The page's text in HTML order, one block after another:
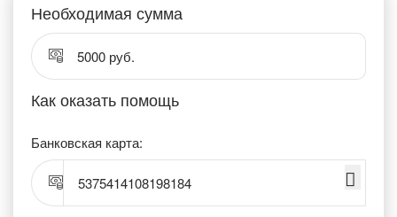
Необходимая сумма
5000 руб.
Как оказать помощь
Банковская карта:
5375414108198184